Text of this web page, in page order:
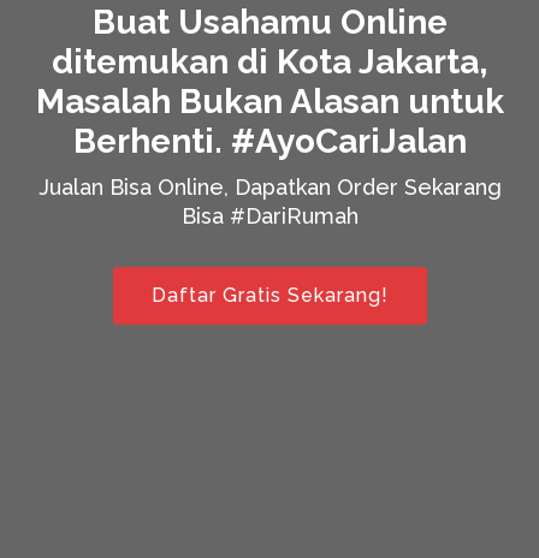
Buat Usahamu Online
ditemukan di Kota Jakarta,
Masalah Bukan Alasan untuk
Berhenti. #AyoCariJalan
Jualan Bisa Online, Dapatkan Order Sekarang
Bisa #DariRumah
Daftar Gratis Sekarang!